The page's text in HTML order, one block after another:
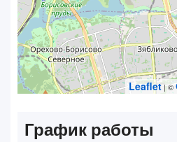
Leaflet| ©
График работы